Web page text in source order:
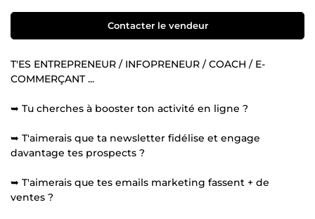
Contacter le vendeur
T'ES ENTREPRENEUR / INFOPRENEUR / COACH / E-
COMMERÇANT ...
➥ Tu cherches à booster ton activité en ligne ?
➥ T'aimerais que ta newsletter fidélise et engage
davantage tes prospects ?
➥ T'aimerais que tes emails marketing fassent + de
ventes ?